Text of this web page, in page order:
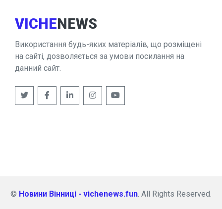
VICHENEWS
Використання будь-яких матеріалів, що розміщені
на сайті, дозволяється за умови посилання на
данний сайт.
© Новини Вінниці - vichenews.fun. All Rights Reserved.